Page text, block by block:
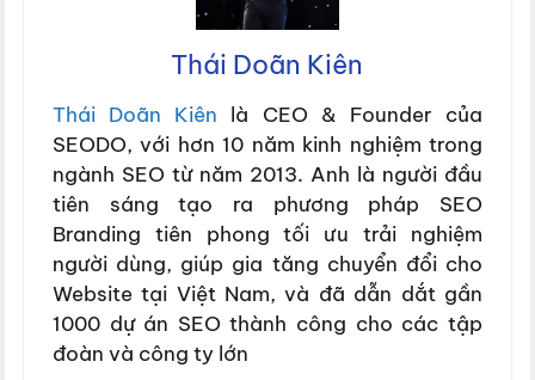
Thái Doãn Kiên
Thái Doãn Kiên là CEO & Founder của
SEODO, với hơn 10 năm kinh nghiệm trong
ngành SEO từ năm 2013. Anh là người đầu
tiên sáng tạo ra phương pháp SEO
Branding tiên phong tối ưu trải nghiệm
người dùng, giúp gia tăng chuyển đổi cho
Website tại Việt Nam, và đã dẫn dắt gần
1000 dự án SEO thành công cho các tập
đoàn và công ty lớn